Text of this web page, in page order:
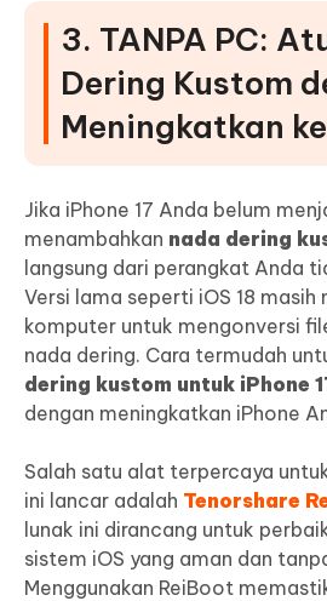
3. TANPA PC:
Dering Kustom
Meningkatkan
Jika iPhone 17 Anda belum
menambahkan nada dering
langsung dari perangkat Anda
Versi lama seperti iOS 18 masih
komputer untuk mengonversi
nada dering. Cara termudah
dering kustom untuk iPhone
dengan meningkatkan iPhone
Salah satu alat terpercaya
ini lancar adalah Tenorshare
lunak ini dirancang untuk
sistem iOS yang aman dan
Menggunakan ReiBoot